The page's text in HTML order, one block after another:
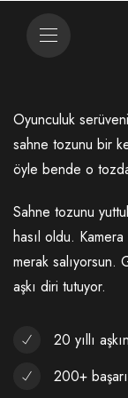
Oyunculuk
sahne tozunu bir
öyle bende o
Sahne tozunu
hasıl oldu.
merak salıyorsun.
aşkı diri tutuyor.
20 yıllı
200+